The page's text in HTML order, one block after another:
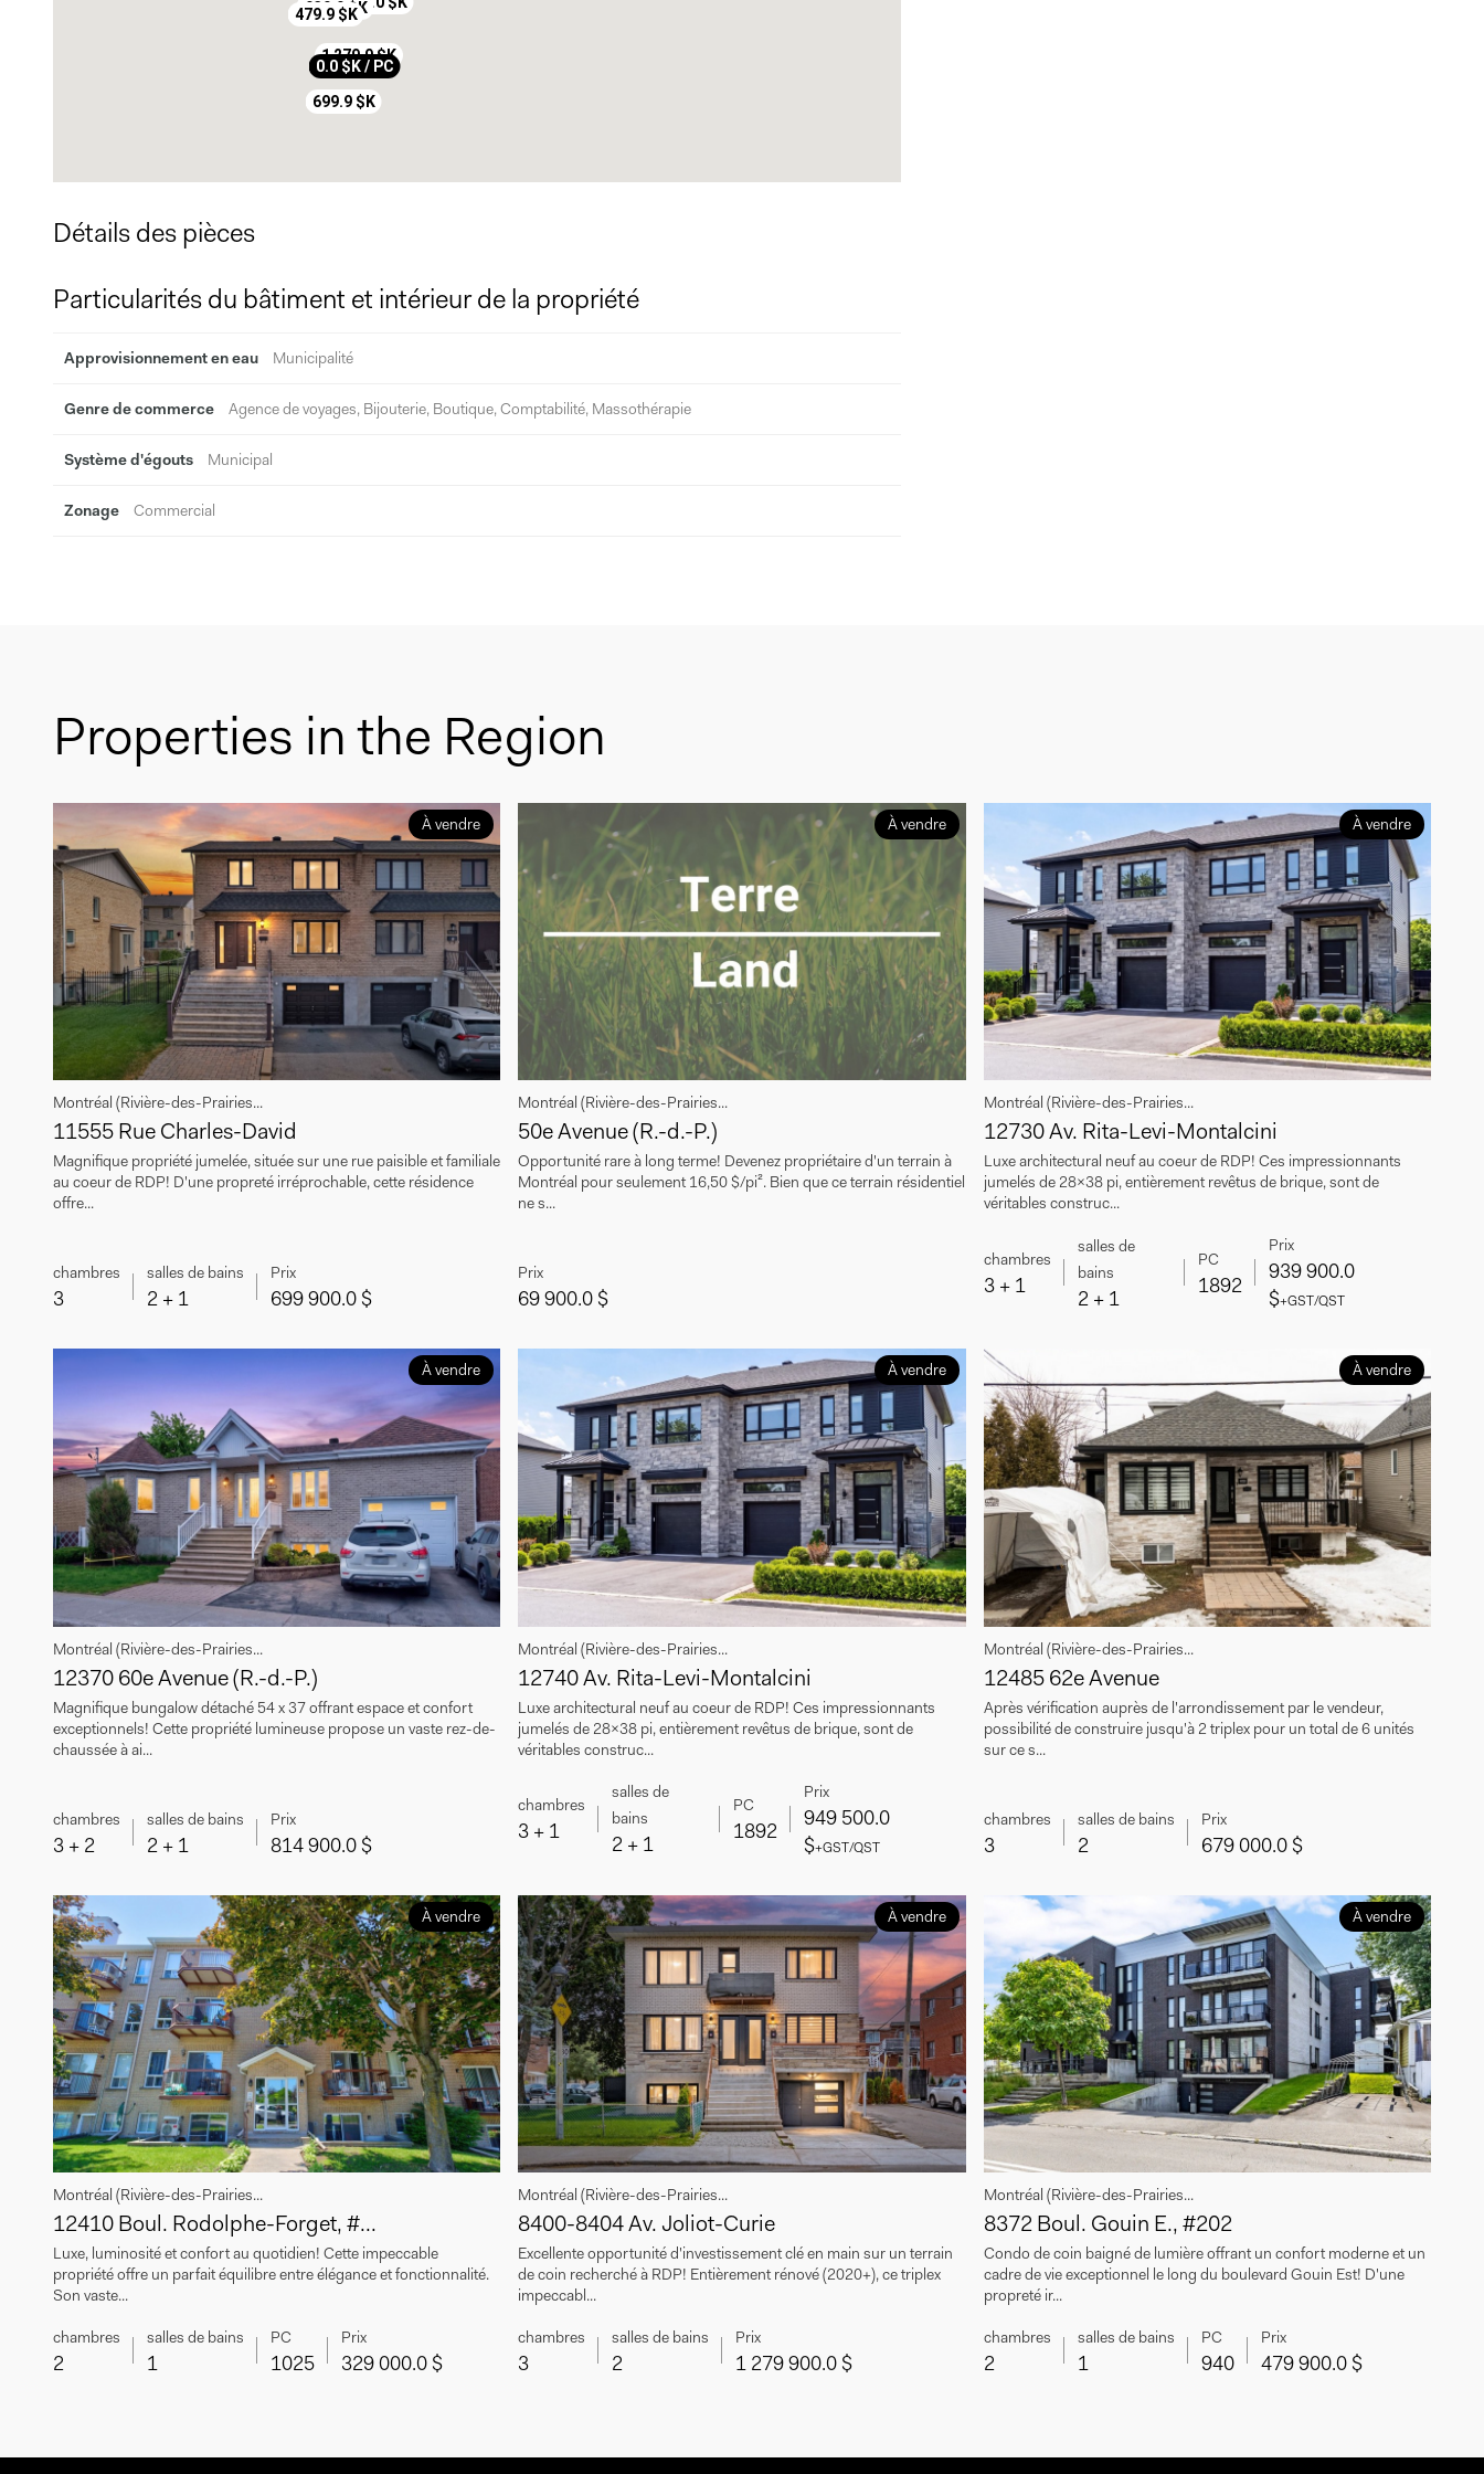
0.0 $K / PC
699.9 $K
939.9 $K
949.5 $K
1 279.9 $K
479.9 $K
Détails des pièces
Particularités du bâtiment et intérieur de la propriété
Approvisionnement en eau Municipalité
Genre de commerce Agence de voyages, Bijouterie, Boutique, Comptabilité, Massothérapie
Système d'égouts Municipal
Zonage Commercial
Properties in the Region
À vendre
Montréal (Rivière-des-Prairies...
11555 Rue Charles-David
Magnifique propriété jumelée, située sur une rue paisible et familiale
au coeur de RDP! D'une propreté irréprochable, cette résidence
offre...
chambres
3
salles de bains
2 + 1
Prix
699 900.0 $
À vendre
Montréal (Rivière-des-Prairies...
50e Avenue (R.-d.-P.)
Opportunité rare à long terme! Devenez propriétaire d'un terrain à
Montréal pour seulement 16,50 $/pi². Bien que ce terrain résidentiel
ne s...
Prix
69 900.0 $
À vendre
Montréal (Rivière-des-Prairies...
12730 Av. Rita-Levi-Montalcini
Luxe architectural neuf au coeur de RDP! Ces impressionnants
jumelés de 28x38 pi, entièrement revêtus de brique, sont de
véritables construc...
chambres
3 + 1
salles de
bains
2 + 1
PC
1892
Prix
939 900.0
$+GST/QST
À vendre
Montréal (Rivière-des-Prairies...
12370 60e Avenue (R.-d.-P.)
Magnifique bungalow détaché 54 x 37 offrant espace et confort
exceptionnels! Cette propriété lumineuse propose un vaste rez-de-
chaussée à ai...
chambres
3 + 2
salles de bains
2 + 1
Prix
814 900.0 $
À vendre
Montréal (Rivière-des-Prairies...
12740 Av. Rita-Levi-Montalcini
Luxe architectural neuf au coeur de RDP! Ces impressionnants
jumelés de 28x38 pi, entièrement revêtus de brique, sont de
véritables construc...
chambres
3 + 1
salles de
bains
2 + 1
PC
1892
Prix
949 500.0
$+GST/QST
À vendre
Montréal (Rivière-des-Prairies...
12485 62e Avenue
Après vérification auprès de l'arrondissement par le vendeur,
possibilité de construire jusqu'à 2 triplex pour un total de 6 unités
sur ce s...
chambres
3
salles de bains
2
Prix
679 000.0 $
À vendre
Montréal (Rivière-des-Prairies...
12410 Boul. Rodolphe-Forget, #...
Luxe, luminosité et confort au quotidien! Cette impeccable
propriété offre un parfait équilibre entre élégance et fonctionnalité.
Son vaste...
chambres
2
salles de bains
1
PC
1025
Prix
329 000.0 $
À vendre
Montréal (Rivière-des-Prairies...
8400-8404 Av. Joliot-Curie
Excellente opportunité d'investissement clé en main sur un terrain
de coin recherché à RDP! Entièrement rénové (2020+), ce triplex
impeccabl...
chambres
3
salles de bains
2
Prix
1 279 900.0 $
À vendre
Montréal (Rivière-des-Prairies...
8372 Boul. Gouin E., #202
Condo de coin baigné de lumière offrant un confort moderne et un
cadre de vie exceptionnel le long du boulevard Gouin Est! D'une
propreté ir...
chambres
2
salles de bains
1
PC
940
Prix
479 900.0 $